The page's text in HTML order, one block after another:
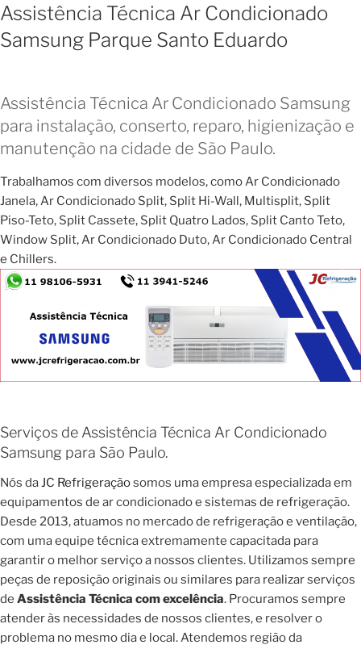
Assistência Técnica Ar Condicionado
Samsung Parque Santo Eduardo
Assistência Técnica Ar Condicionado Samsung
para instalação, conserto, reparo, higienização e
manutenção na cidade de São Paulo.
Trabalhamos com diversos modelos, como Ar Condicionado
Janela, Ar Condicionado Split, Split Hi-Wall, Multisplit, Split
Piso-Teto, Split Cassete, Split Quatro Lados, Split Canto Teto,
Window Split, Ar Condicionado Duto, Ar Condicionado Central
e Chillers.
Serviços de Assistência Técnica Ar Condicionado
Samsung para São Paulo.
Nós daJC Refrigeraçãosomos uma empresa especializada em
equipamentos de ar condicionado e sistemas de refrigeração.
Desde 2013, atuamos no mercado de refrigeração e ventilação,
com uma equipe técnica extremamente capacitada para
garantir o melhor serviço a nossos clientes. Utilizamos sempre
peças de reposição originais ou similares para realizar serviços
de Assistência Técnica com excelência. Procuramos sempre
atender às necessidades de nossos clientes, e resolver o
problema no mesmo dia e local. Atendemos região da